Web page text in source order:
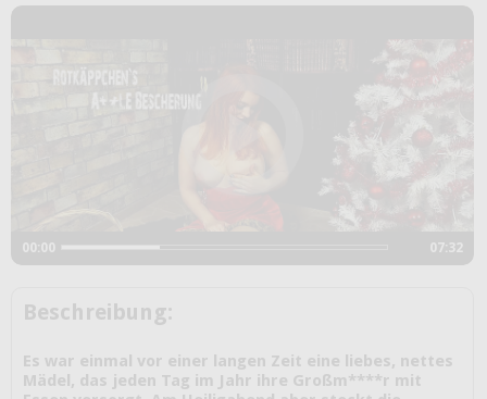
00:00 07:32
Beschreibung:
Es war einmal vor einer langen Zeit eine liebes, nettes
Mädel, das jeden Tag im Jahr ihre Großm****r mit